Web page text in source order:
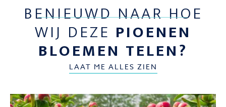
BENIEUWD NAAR HOE
WIJ DEZE PIOENEN
BLOEMEN TELEN?
LAAT ME ALLES ZIEN